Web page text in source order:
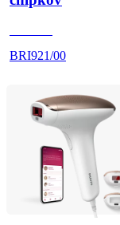
BRI921/00